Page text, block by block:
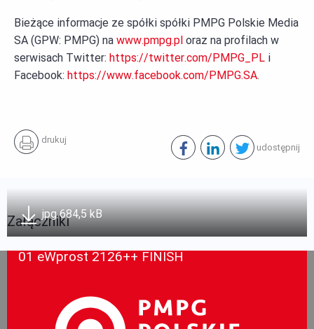
Bieżące informacje ze spółki spółki PMPG Polskie Media
SA (GPW: PMPG) na www.pmpg.pl oraz na profilach w
serwisach Twitter: https://twitter.com/PMPG_PL i
Facebook: https://www.facebook.com/PMPG.SA.
drukuj
udostępnij
Załączniki
01 eWprost 2126++ FINISH
jpg 684,5 kB